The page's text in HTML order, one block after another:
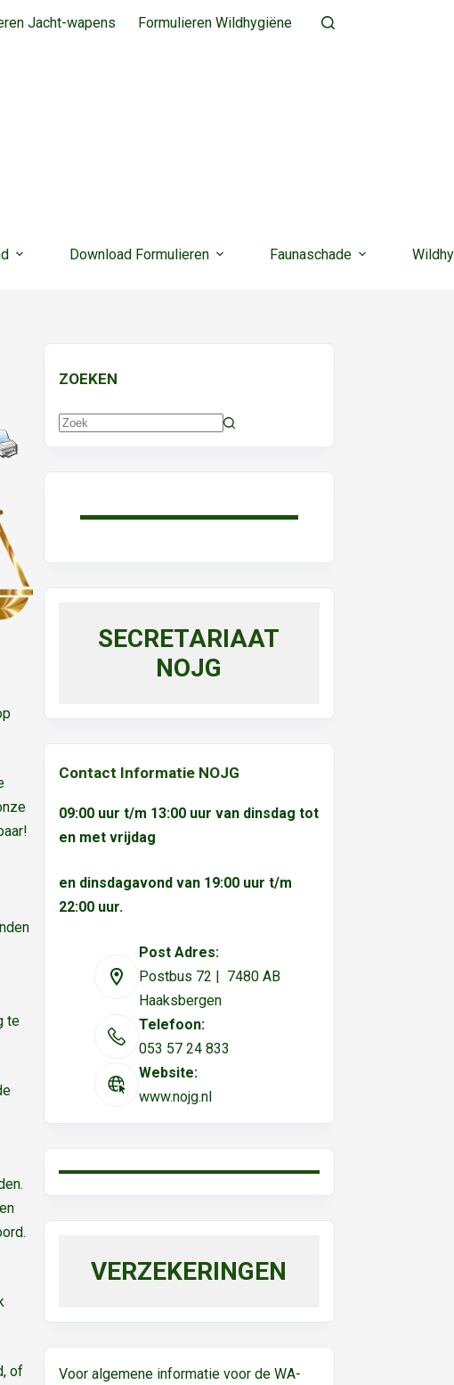
Jacht-wapens Formulieren Wildhygiëne
Download Formulieren Faunaschade
te
of
ZOEKEN
Geen
SECRETARIAAT
NOJG
Contact Informatie NOJG
09:00 uur t/m 13:00 uur van dinsdag tot
en met vrijdag
en dinsdagavond van 19:00 uur t/m
22:00 uur.
Post Adres:
Postbus 72 | 7480 AB
Haaksbergen
Telefoon:
053 57 24 833
Website:
www.nojg.nl
VERZEKERINGEN
Voor algemene informatie voor de WA-